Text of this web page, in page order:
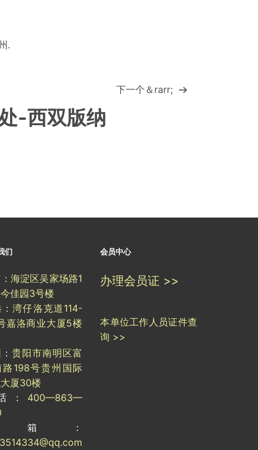
.
下一个＆rarr;
-西双版纳
们
海淀区吴家场路1
佳园3号楼
湾仔洛克道114-
嘉洛商业大厦5楼
贵阳市南明区富
路198号贵州国际
厦30楼
： 400—863—
箱：
会员中心
办理会员证 >>
本单位工作人员证件查
询 >>